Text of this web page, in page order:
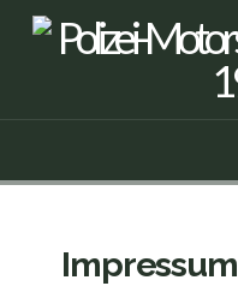
Impressum